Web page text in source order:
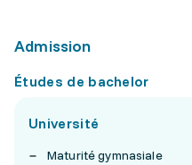
Admission
Études de bachelor
Université
Maturité gymnasiale